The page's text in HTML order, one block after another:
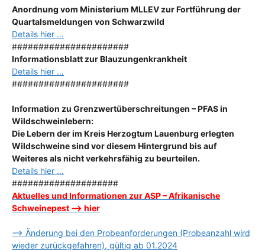
Anordnung vom Ministerium MLLEV zur Fortführung der
Quartalsmeldungen von Schwarzwild
Details hier …
######################
Informationsblatt zur Blauzungenkrankheit
Details hier …
######################
Information zu Grenzwertüberschreitungen – PFAS in
Wildschweinlebern:
Die Lebern der im Kreis Herzogtum Lauenburg erlegten
Wildschweine sind vor diesem Hintergrund bis auf
Weiteres als nicht verkehrsfähig zu beurteilen.
Details hier …
####################
Aktuelles und Informationen zur ASP – Afrikanische
Schweinepest –> hier
–> Änderung bei den Probeanforderungen (Probeanzahl wird
wieder zurückgefahren), gültig ab 01.2024